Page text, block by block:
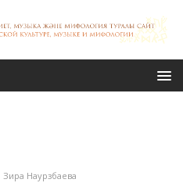
Зира Наурзбаева